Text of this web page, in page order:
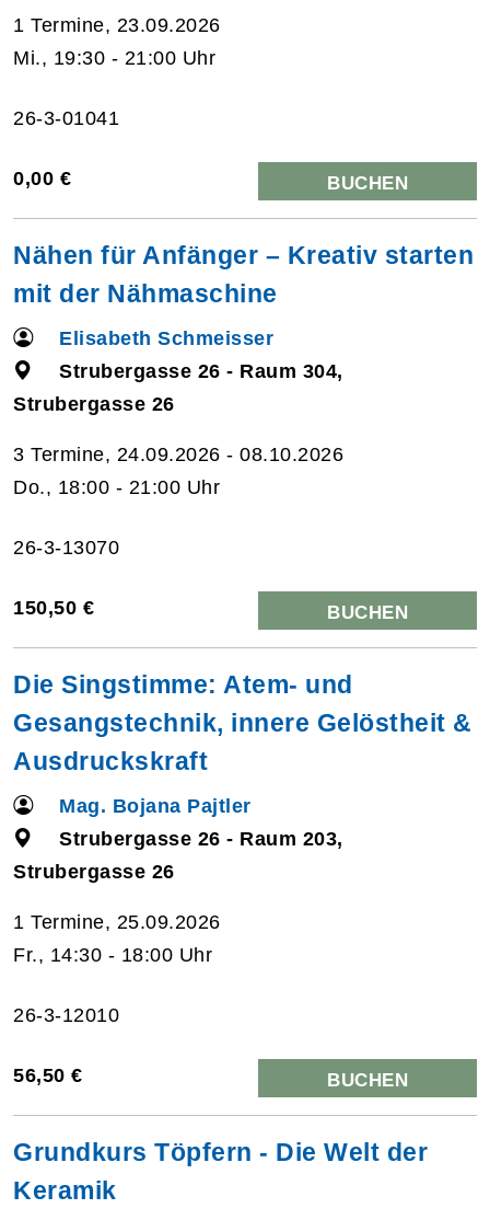
1 Termine, 23.09.2026
Mi., 19:30 - 21:00 Uhr
26-3-01041
0,00 € BUCHEN
Nähen für Anfänger – Kreativ starten
mit der Nähmaschine
Elisabeth Schmeisser
Strubergasse 26 - Raum 304,
Strubergasse 26
3 Termine, 24.09.2026 - 08.10.2026
Do., 18:00 - 21:00 Uhr
26-3-13070
150,50 € BUCHEN
Die Singstimme: Atem- und
Gesangstechnik, innere Gelöstheit &
Ausdruckskraft
Mag. Bojana Pajtler
Strubergasse 26 - Raum 203,
Strubergasse 26
1 Termine, 25.09.2026
Fr., 14:30 - 18:00 Uhr
26-3-12010
56,50 € BUCHEN
Grundkurs Töpfern - Die Welt der
Keramik